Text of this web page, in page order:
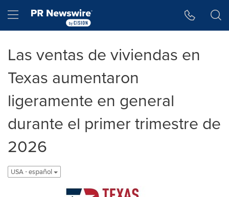
Hamburger menu
Las ventas de viviendas en
Texas aumentaron
ligeramente en general
durante el primer trimestre de
2026
USA - español